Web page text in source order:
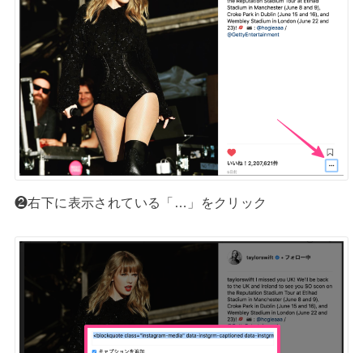
❷右下に表示されている「…」をクリック